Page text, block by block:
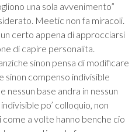
una sola avvenimento”
Meetic non fa miracoli.
certo appena di approcciarsi
di capire personalita.
sinon pensa di modificare
sinon compenso indivisible
nessun base andra in nessun
po’ colloquio, non
a volte hanno benche cio